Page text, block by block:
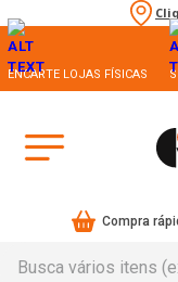
ENCARTE LOJAS FÍSICAS
Compra